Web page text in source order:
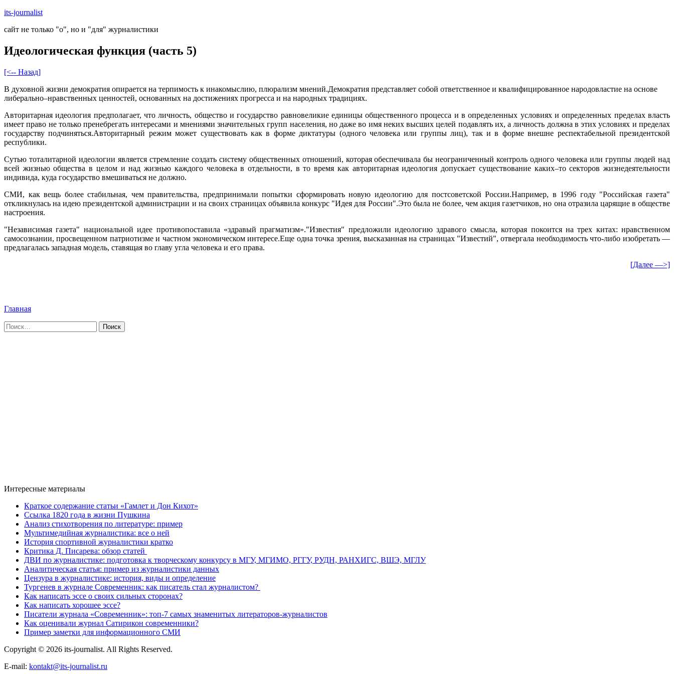
Skip
content
its-journalist
сайт не только "о", но и "для" журналистики
Идеологическая функция (часть 5)
[<-- Назад]
В духовной жизни демократия опирается на терпимость к инакомыслию, плюрализм мнений.Демократия представляет собой ответственное и квалифицированное народовластие на основе
либерально–нравственных ценностей, основанных на достижениях прогресса и на народных традициях.
Авторитарная идеология предполагает, что личность, общество и государство равновеликие единицы общественного процесса и в определенных условиях и определенных пределах власть
имеет право не только пренебрегать интересами и мнениями значительных групп населения, но даже во имя неких высших целей подавлять их, а личность должна в этих условиях и пределах
государству подчиняться.Авторитарный режим может существовать как в форме диктатуры (одного человека или группы лиц), так и в форме внешне респектабельной президентской
республики.
Сутью тоталитарной идеологии является стремление создать систему общественных отношений, которая обеспечивала бы неограниченный контроль одного человека или группы людей над
всей жизнью общества в целом и над жизнью каждого человека в отдельности, в то время как авторитарная идеология допускает существование каких–то секторов жизнедеятельности
индивида, куда государство вмешиваться не должно.
СМИ, как вещь более стабильная, чем правительства, предпринимали попытки сформировать новую идеологию для постсоветской России.Например, в 1996 году "Российская газета"
откликнулась на идею президентской администрации и на своих страницах объявила конкурс "Идея для России".Это была не более, чем акция газетчиков, но она отразила царящие в обществе
настроения.
"Независимая газета" национальной идее противопоставила «здравый прагматизм»."Известия" предложили идеологию здравого смысла, которая покоится на трех китах: нравственном
самосознании, просвещенном патриотизме и частном экономическом интересе.Еще одна точка зрения, высказанная на страницах "Известий", отвергала необходимость что-либо изобретать —
предлагалась западная модель, ставящая во главу угла человека и его права.
[Далее —>]
Главная
Найти:
Интересные материалы
Краткое содержание статьи «Гамлет и Дон Кихот»
Ссылка 1820 года в жизни Пушкина
Анализ стихотворения по литературе: пример
Мультимедийная журналистика: все о ней
История спортивной журналистики кратко
Критика Д. Писарева: обзор статей
ДВИ по журналистике: подготовка к творческому конкурсу в МГУ, МГИМО, РГГУ, РУДН, РАНХИГС, ВШЭ, МГЛУ
Аналитическая статья: пример из журналистики данных
Цензура в журналистике: история, виды и определение
Тургенев в журнале Современник: как писатель стал журналистом?
Как написать эссе о своих сильных сторонах?
Как написать хорошее эссе?
Писатели журнала «Современник»: топ-7 самых знаменитых литераторов-журналистов
Как оценивали журнал Сатирикон современники?
Пример заметки для информационного СМИ
Copyright © 2026 its-journalist. All Rights Reserved.
E-mail: kontakt@its-journalist.ru